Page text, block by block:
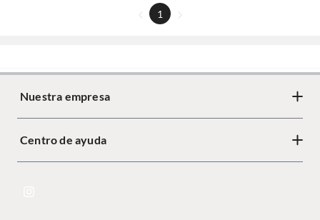
1
Nuestra empresa
Centro de ayuda